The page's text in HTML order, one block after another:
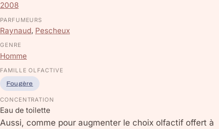
2008
PARFUMEURS
Raynaud, Pescheux
GENRE
Homme
FAMILLE OLFACTIVE
Fougère
CONCENTRATION
Eau de toilette
Aussi, comme pour augmenter le choix olfactif offert à